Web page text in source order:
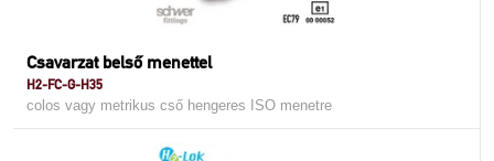
Csavarzat belső menettel
H2-FC-G-H35
colos vagy metrikus cső hengeres ISO menetre